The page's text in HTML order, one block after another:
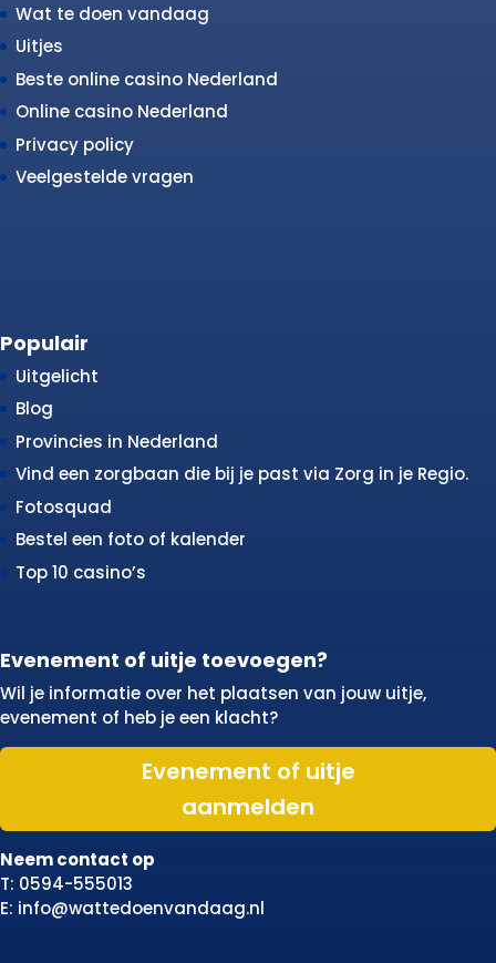
Wat te doen vandaag
Uitjes
Beste online casino Nederland
Online casino Nederland
Privacy policy
Veelgestelde vragen
Populair
Uitgelicht
Blog
Provincies in Nederland
Vind een zorgbaan die bij je past via Zorg in je Regio.
Fotosquad
Bestel een foto of kalender
Top 10 casino’s
Evenement of uitje toevoegen?
Wil je informatie over het plaatsen van jouw uitje,
evenement of heb je een klacht?
Evenement of uitje
aanmelden
Neem contact op
T: 0594-555013
E: info@wattedoenvandaag.nl